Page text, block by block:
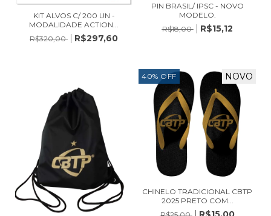
KIT ALVOS C/ 200 UN -
MODALIDADE ACTION...
R$320,00
R$297,60
PIN BRASIL/ IPSC - NOVO
MODELO.
R$18,00
R$15,12
40% OFF NOVO
CHINELO TRADICIONAL CBTP
2025 PRETO COM...